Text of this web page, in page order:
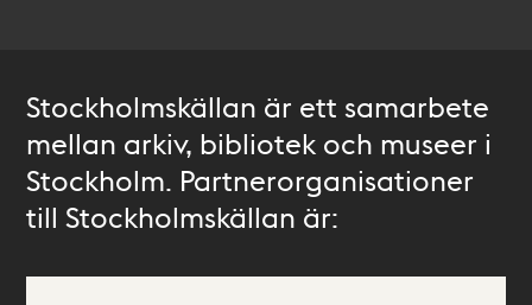
Stockholmskällan är ett samarbete
mellan arkiv, bibliotek och museer i
Stockholm. Partnerorganisationer
till Stockholmskällan är: